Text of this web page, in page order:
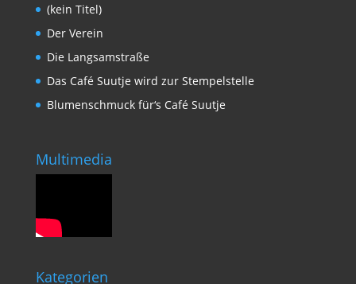
(kein Titel)
Der Verein
Die Langsamstraße
Das Café Suutje wird zur Stempelstelle
Blumenschmuck für‘s Café Suutje
Multimedia
Kategorien